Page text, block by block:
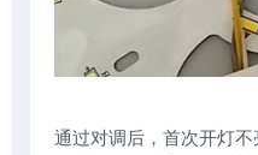
通过对调后，首次开灯